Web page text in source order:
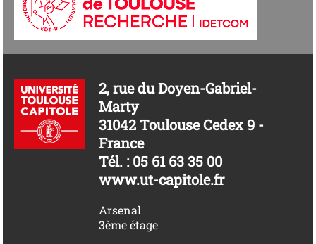
2, rue du Doyen-Gabriel-
Marty
31042 Toulouse Cedex 9 -
France
Tél. : 05 61 63 35 00
www.ut-capitole.fr
Arsenal
3ème étage